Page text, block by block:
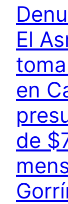
El
en
de